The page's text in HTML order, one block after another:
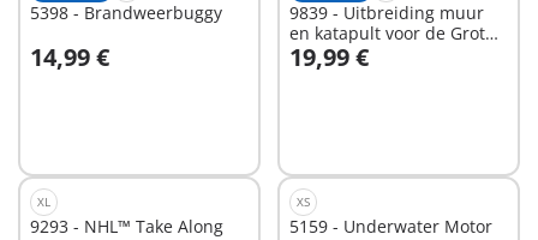
5398 - Brandweerbuggy
14,99 €
In winkelwagen
9839 - Uitbreiding muur
en katapult voor de Grote
burcht van de Novelmore
ridders
19,99 €
In winkelwagen
XL
9293 - NHL™ Take Along
XS
5159 - Underwater Motor